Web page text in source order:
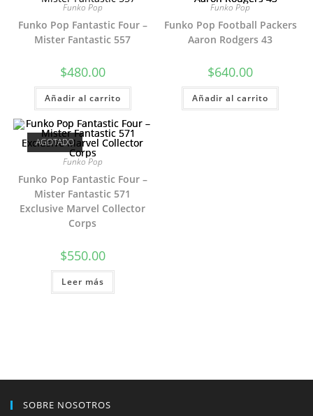
Funko Pop
Funko Pop Fantastic Four –
Mister Fantastic 557
$480.00
Añadir al carrito
Funko Pop
Funko Pop Football Packers
Aaron Rodgers 43
$640.00
Añadir al carrito
AGOTADO
Funko Pop
Funko Pop Fantastic Four –
Mister Fantastic 571
Exclusive Marvel Collector
Corps
$550.00
Leer más
SOBRE NOSOTROS